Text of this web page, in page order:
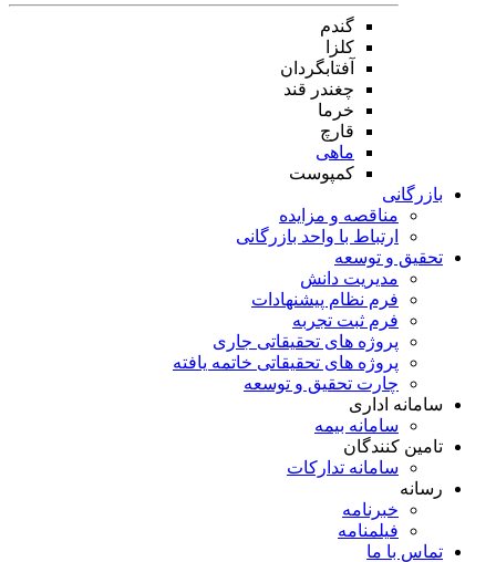
گندم
کلزا
آفتابگردان
چغندر قند
خرما
قارچ
ماهی
کمپوست
بازرگانی
مناقصه و مزایده
ارتباط با واحد بازرگانی
تحقیق و توسعه
مدیریت دانش
فرم نظام پیشنهادات
فرم ثبت تجربه
پروژه های تحقیقاتی جاری
پروژه های تحقیقاتی خاتمه یافته
چارت تحقیق و توسعه
سامانه اداری
سامانه بیمه
تامین کنندگان
سامانه تدارکات
رسانه
خبرنامه
فیلمنامه
تماس با ما